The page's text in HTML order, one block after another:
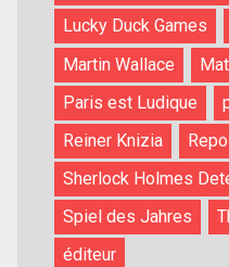
Lucky Duck Games
Martin Wallace
Paris est Ludique
Reiner Knizia
Sherlock Holmes
Spiel des Jahres
éditeur